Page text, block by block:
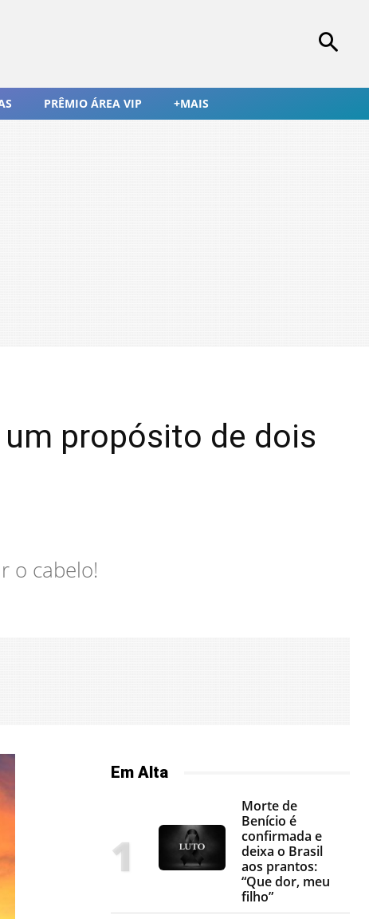
PRÊMIO ÁREA VIP +MAIS
propósito de dois
o cabelo!
Em Alta
Morte de
Benício é
confirmada e
deixa o Brasil
aos prantos:
“Que dor, meu
filho”